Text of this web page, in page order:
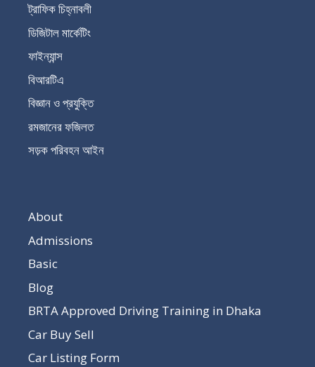
ট্রাফিক চিহ্নাবলী
ডিজিটাল মার্কেটিং
ফাইন্যান্স
বিআরটিএ
বিজ্ঞান ও প্রযুক্তি
রমজানের ফজিলত
সড়ক পরিবহন আইন
About
Admissions
Basic
Blog
BRTA Approved Driving Training in Dhaka
Car Buy Sell
Car Listing Form